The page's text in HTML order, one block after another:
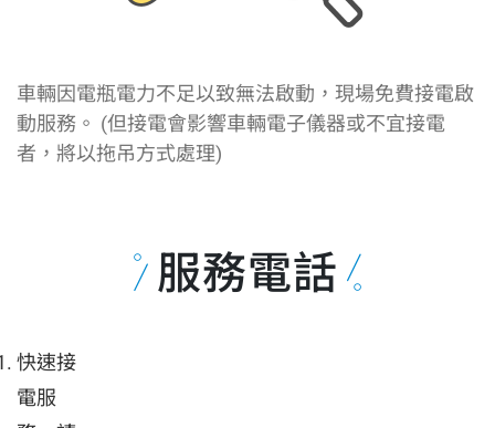
車輛因電瓶電力不足以致無法啟動，現場免費接電啟
動服務。 (但接電會影響車輛電子儀器或不宜接電
者，將以拖吊方式處理)
服務電話
快速接
電服